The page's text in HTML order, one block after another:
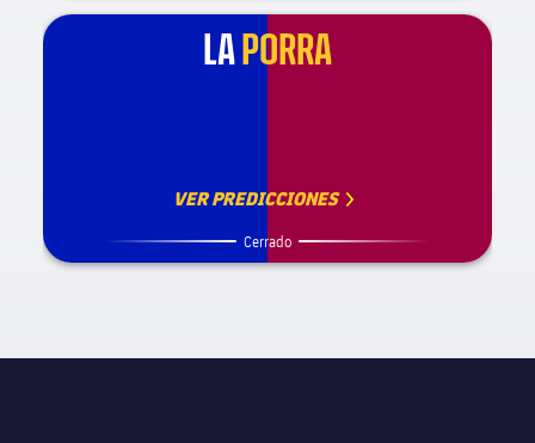
LA PORRA
VER PREDICCIONES
Cerrado